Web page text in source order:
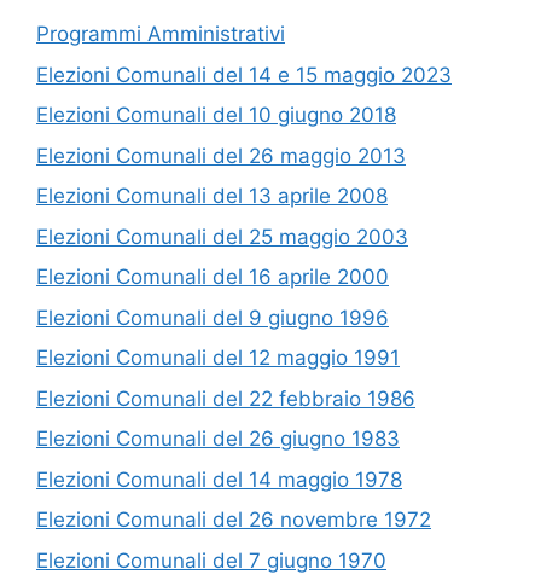
Programmi Amministrativi
Elezioni Comunali del 14 e 15 maggio 2023
Elezioni Comunali del 10 giugno 2018
Elezioni Comunali del 26 maggio 2013
Elezioni Comunali del 13 aprile 2008
Elezioni Comunali del 25 maggio 2003
Elezioni Comunali del 16 aprile 2000
Elezioni Comunali del 9 giugno 1996
Elezioni Comunali del 12 maggio 1991
Elezioni Comunali del 22 febbraio 1986
Elezioni Comunali del 26 giugno 1983
Elezioni Comunali del 14 maggio 1978
Elezioni Comunali del 26 novembre 1972
Elezioni Comunali del 7 giugno 1970